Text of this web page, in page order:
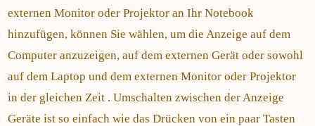
externen Monitor oder Projektor an Ihr Notebook
hinzufügen, können Sie wählen, um die Anzeige auf dem
Computer anzuzeigen, auf dem externen Gerät oder sowohl
auf dem Laptop und dem externen Monitor oder Projektor
in der gleichen Zeit . Umschalten zwischen der Anzeige
Geräte ist so einfach wie das Drücken von ein paar Tasten